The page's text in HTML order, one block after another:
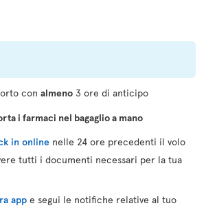
con almeno 3 ore di anticipo
i farmaci nel bagaglio a mano
in online nelle 24 ore precedenti il volo
tutti i documenti necessari per la tua
app e segui le notifiche relative al tuo